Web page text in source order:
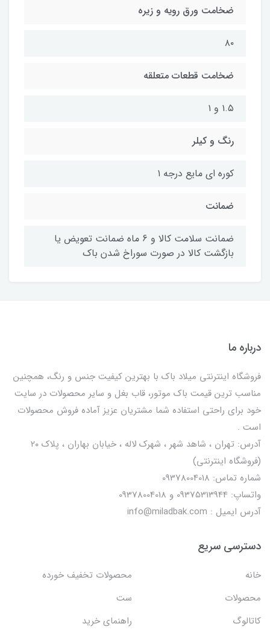
ضخامت ورق رویه و زیره
۸۰
ضخامت قطعات متعلقه
۱.۵ و ۱
رنگ و کیلر
کوره ای مایع درجه ۱
ضمانت
ضمانت سلامت کالا و 6 ماه ضمانت تعویض یا
بازگشت کالا در صورت سوراخ شدن باک
درباره ما
فروشگاه اینترنتی میلاد باک با بهترین کیفیت جنس و رنگ، همچنین
مناسب ترین قیمت باک موتور، قاب بغل و سایر محصولات در سایت
خود برای راحتی استفاده شما مشتریان عزیز آماده فروش محصولات
است .
آدرس: تهران ، شاهد شهر ، شهرک لاله ، خیابان بهاران ، پلاک ۲۰
(فروشگاه اینترنتی)
شماره تماس: 09378004018
واتساپ: 09375313944 و 09378004018
آدرس ایمیل : info@miladbak.com
دسترسی سریع
خانه
محصولات تخفیف خورده
محصولات
ست
کاتالوگ
راهنمای خرید